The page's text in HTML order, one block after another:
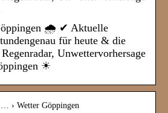
🌧️ ✔ Aktuelle
für heute & die
Unwettervorhersage
☀
› Wetter Göppingen